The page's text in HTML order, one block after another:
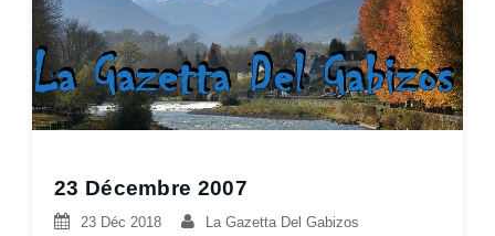
23 Décembre 2007
23 Déc 2018 La Gazetta Del Gabizos